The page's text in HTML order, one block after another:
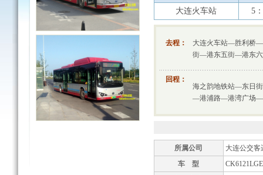
大连火车站
5
去程：
大连火车站—胜利桥
街—港东五街—港东
回程：
海之韵地铁站—东日
—港浦路—港湾广场—
所属公司
大连公交客
车 型